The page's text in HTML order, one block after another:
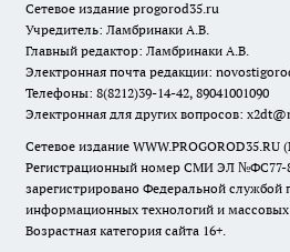
Сетевое издание progorod35.ru
Учредитель: Ламбринаки А.В.
Главный редактор: Ламбринаки А.В.
Электронная почта редакции:
Телефоны: 8(8212)39-14-42, 89041001090
Электронная для других вопросов:
Сетевое издание
Регистрационный номер СМИ ЭЛ №ФС77-
зарегистрировано Федеральной службой
информационных технологий и
Возрастная категория сайта 16+.